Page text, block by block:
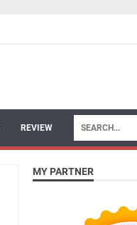
REVIEW
MY PARTNER